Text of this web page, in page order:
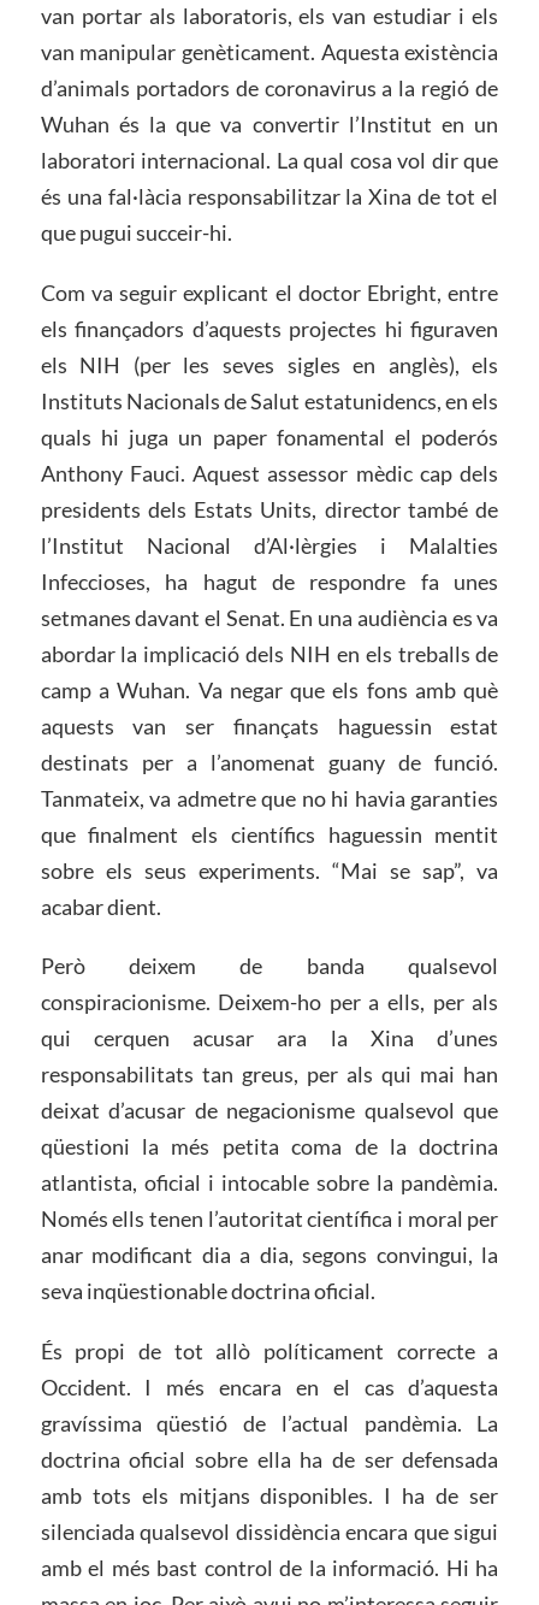
van portar als laboratoris, els van estudiar i els
van manipular genèticament. Aquesta existència
d’animals portadors de coronavirus a la regió de
Wuhan és la que va convertir l’Institut en un
laboratori internacional. La qual cosa vol dir que
és una fal·làcia responsabilitzar la Xina de tot el
que pugui succeir-hi.
Com va seguir explicant el doctor Ebright, entre
els finançadors d’aquests projectes hi figuraven
els NIH (per les seves sigles en anglès), els
Instituts Nacionals de Salut estatunidencs, en els
quals hi juga un paper fonamental el poderós
Anthony Fauci. Aquest assessor mèdic cap dels
presidents dels Estats Units, director també de
l’Institut Nacional d’Al·lèrgies i Malalties
Infeccioses, ha hagut de respondre fa unes
setmanes davant el Senat. En una audiència es va
abordar la implicació dels NIH en els treballs de
camp a Wuhan. Va negar que els fons amb què
aquests van ser finançats haguessin estat
destinats per a l’anomenat guany de funció.
Tanmateix, va admetre que no hi havia garanties
que finalment els científics haguessin mentit
sobre els seus experiments. “Mai se sap”, va
acabar dient.
Però deixem de banda qualsevol
conspiracionisme. Deixem-ho per a ells, per als
qui cerquen acusar ara la Xina d’unes
responsabilitats tan greus, per als qui mai han
deixat d’acusar de negacionisme qualsevol que
qüestioni la més petita coma de la doctrina
atlantista, oficial i intocable sobre la pandèmia.
Només ells tenen l’autoritat científica i moral per
anar modificant dia a dia, segons convingui, la
seva inqüestionable doctrina oficial.
És propi de tot allò políticament correcte a
Occident. I més encara en el cas d’aquesta
gravíssima qüestió de l’actual pandèmia. La
doctrina oficial sobre ella ha de ser defensada
amb tots els mitjans disponibles. I ha de ser
silenciada qualsevol dissidència encara que sigui
amb el més bast control de la informació. Hi ha